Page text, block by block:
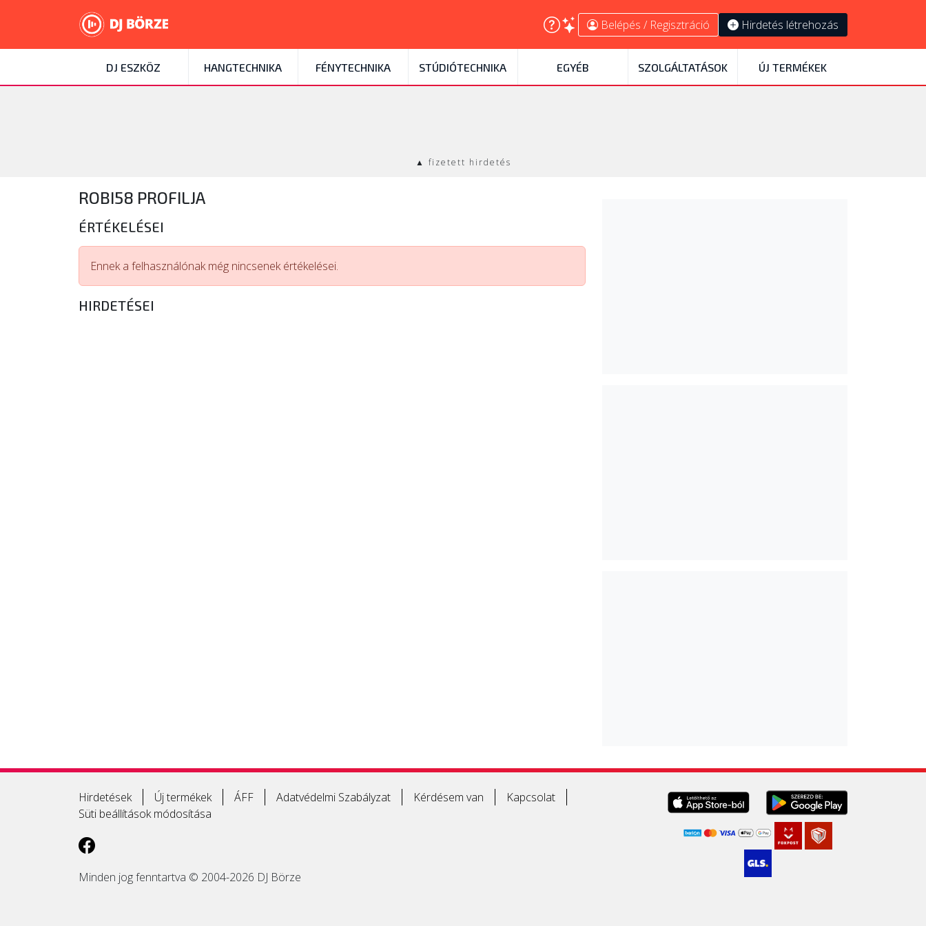
Belépés / Regisztráció Hirdetés létrehozás
DJ ESZKÖZ HANGTECHNIKA FÉNYTECHNIKA STÚDIÓTECHNIKA EGYÉB SZOLGÁLTATÁSOK ÚJ TERMÉKEK
▲ fizetett hirdetés
ROBI58 PROFILJA
ÉRTÉKELÉSEI
Ennek a felhasználónak még nincsenek értékelései.
HIRDETÉSEI
Hirdetések Új termékek ÁFF Adatvédelmi Szabályzat Kérdésem van
Kapcsolat
Süti beállítások módosítása
Minden jog fenntartva © 2004-2026 DJ Börze